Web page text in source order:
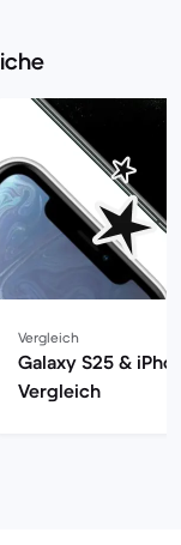
Vergleich
Galaxy S25 &
Vergleich